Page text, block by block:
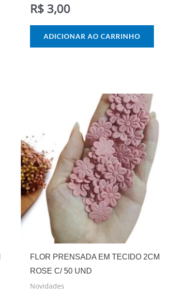
R$3,00
ADICIONAR AO CARRINHO
FLOR PRENSADA EM TECIDO 2CM
ROSE C/ 50 UND
Novidades